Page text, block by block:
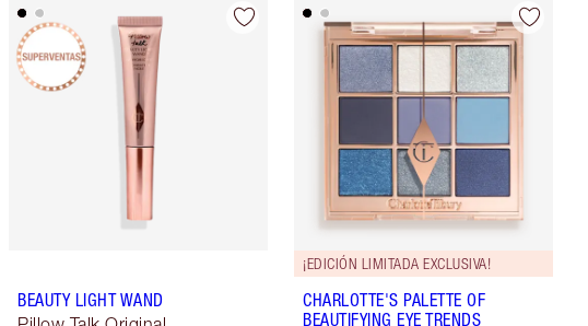
BEAUTY LIGHT WAND
¡EDICIÓN LIMITADA EXCLUSIVA!
CHARLOTTE'S PALETTE OF
BEAUTIFYING EYE TRENDS